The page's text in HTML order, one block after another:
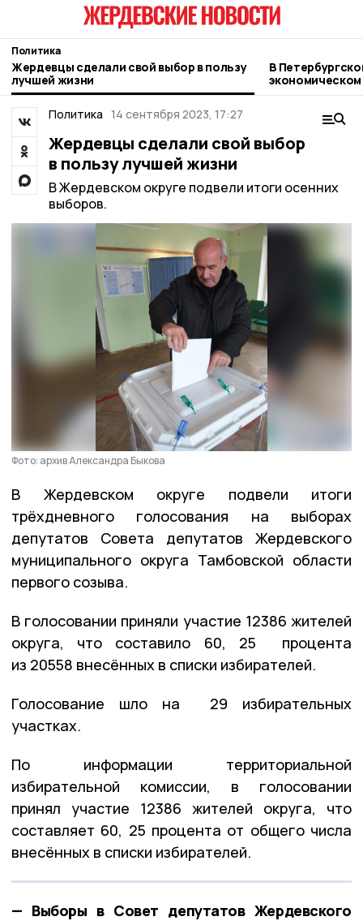
Политика
Жердевцы сделали свой выбор в пользу
лучшей жизни
В
делегация
Политика 14 сентября 2023, 17:27
Жердевцы сделали свой выбор
в пользу лучшей жизни
В Жердевском округе подвели итоги осенних
выборов.
Фото: архив Александра Быкова
В Жердевском округе подвели итоги
трёхдневного голосования на выборах
депутатов Совета депутатов Жердевского
муниципального округа Тамбовской области
первого созыва.
В голосовании приняли участие 12386 жителей
округа, что составило 60, 25 процента
из 20558 внесённых в списки избирателей.
Голосование шло на 29 избирательных
участках.
По информации территориальной
избирательной комиссии, в голосовании
принял участие 12386 жителей округа, что
составляет 60, 25 процента от общего числа
внесённых в списки избирателей.
— Выборы в Совет депутатов Жердевского